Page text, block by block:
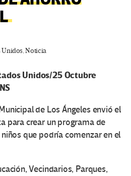
Unidos,Noticia
Unidos/25 Octubre
de Los Ángeles envió el
para crear un programa de
que podría comenzar en el
Vecindarios, Parques,